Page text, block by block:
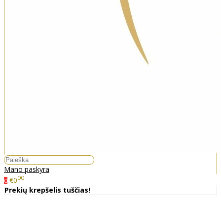
Mano paskyra
0 €000
Prekių krepšelis tuščias!